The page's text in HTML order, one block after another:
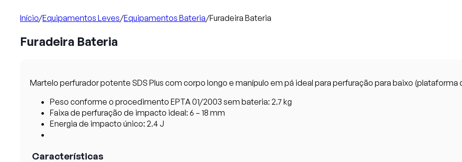
Início/Equipamentos Leves/Equipamentos Bateria/Furadeira Bateria
Furadeira Bateria
Martelo perfurador potente SDS Plus com corpo longo e manípulo em pá ideal para perfuração para baixo (plataforma
Peso conforme o procedimento EPTA 01/2003 sem bateria: 2.7 kg
Faixa de perfuração de impacto ideal: 6 – 18 mm
Energia de impacto único: 2.4 J
Características